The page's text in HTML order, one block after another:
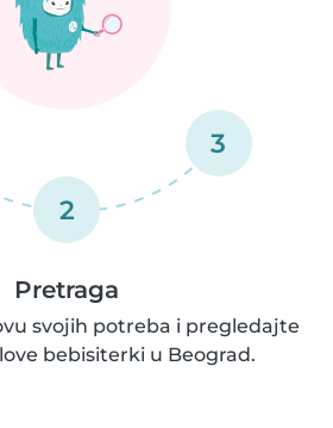
2
3
Pretraga
svojih potreba i pregledajte
bebisiterki u Beograd.